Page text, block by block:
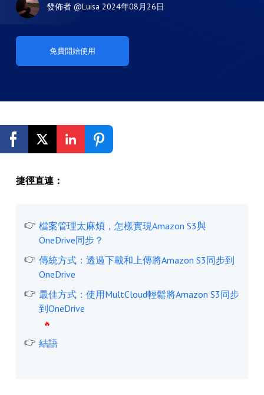
免費開始使用
發佈者 @Luisa 2024年08月26日
捷徑直連：
檔案管理太麻煩，怎樣實現Amazon S3與
OneDrive同步？
傳統方式：透過下載和上傳將Amazon S3同步到
OneDrive
最佳方式：使用MultCloud輕鬆將Amazon S3同步
到OneDrive
結語